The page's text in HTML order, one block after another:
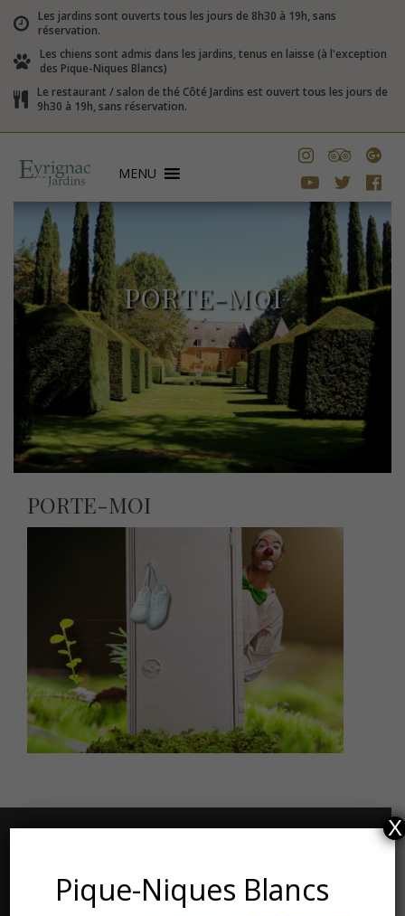
Les jardins sont ouverts tous les jours de 8h30 à 19h, sans
réservation.
Les chiens sont admis dans les jardins, tenus en laisse (à l'exception
des Pique-Niques Blancs)
Le restaurant / salon de thé Côté Jardins est ouvert tous les jours de
9h30 à 19h, sans réservation.
MENU
PORTE-MOI
PORTE-MOI
Les Jardins du Manoir d’Eyrignac
Pique-Niques Blancs
X